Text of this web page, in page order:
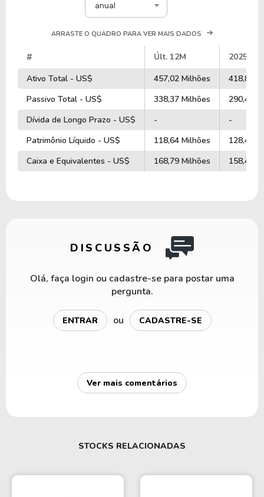
anual
ARRASTE O QUADRO PARA VER MAIS DADOS
# Últ. 12M
2025
Ativo Total - US$
457,02 Milhões
418,89
Passivo Total - US$
338,37 Milhões
290,41
Dívida de Longo Prazo - US$
-
-
Patrimônio Líquido - US$
118,64 Milhões
128,48
Caixa e Equivalentes - US$
168,79 Milhões 158,40
DISCUSSÃO
Olá, faça login ou cadastre-se para postar uma
pergunta.
ENTRAR ou CADASTRE-SE
Ver mais comentários
STOCKS RELACIONADAS